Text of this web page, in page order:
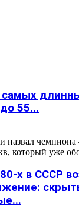
55...
назвал
который уже
х в СССР